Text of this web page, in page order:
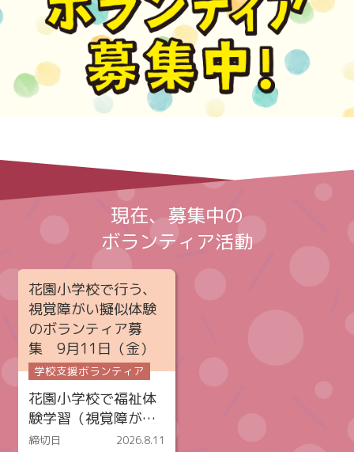
現在、募集中の
ボランティア活動
花園小学校で行う、
視覚障がい擬似体験
のボランティア募
集 9月11日（金）
学校支援ボランティア
花園小学校で福祉体
験学習（視覚障が…
締切日
2026.8.11